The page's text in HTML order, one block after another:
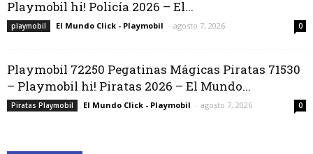
Playmobil hi! Policía 2026 – El...
playmobil El Mundo Click - Playmobil - agosto 7, 2026 0
Playmobil 72250 Pegatinas Mágicas Piratas 71530
– Playmobil hi! Piratas 2026 – El Mundo...
Piratas Playmobil El Mundo Click - Playmobil - agosto 7, 2026 0